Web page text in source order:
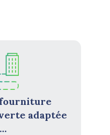
adaptée